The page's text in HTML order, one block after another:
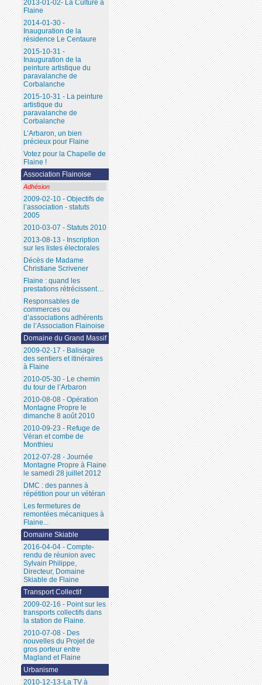
2013-01-02- La Culture à
Flaine
2014-01-30 -
Inauguration de la
résidence Le Centaure
2015-10-31 -
Inauguration de la
peinture artistique du
paravalanche de
Corbalanche
2015-10-31 - La peinture
artistique du
paravalanche de
Corbalanche
L’Arbaron, un bien
précieux pour Flaine
Votez pour la Chapelle de
Flaine !
Association Flainoise
Adhésion
2009-02-10 - Objectifs de
l’association - statuts
2005
2010-03-07 - Statuts 2010
2013-08-13 - Inscription
sur les listes électorales
Décès de Madame
Christiane Scrivener
Flaine : quand les
prestations rétrécissent…
Responsables de
commerces ou
d’associations adhérents
de l’Association Flainoise
Domaine du Grand Massif
2009-02-17 - Balisage
des sentiers et itinéraires
à Flaine
2010-05-30 - Le chemin
du tour de l’Arbaron
2010-08-08 - Opération
Montagne Propre le
dimanche 8 août 2010
2010-09-23 - Refuge de
Véran et combe de
Monthieu
2012-07-28 - Journée
Montagne Propre à Flaine
le samedi 28 juillet 2012
DMC : des pannes à
répétition pour un vétéran
Les fermetures de
remontées mécaniques à
Flaine...
Domaine Skiable
2016-04-04 - Compte-
rendu de réunion avec
Sylvain Philippe,
Directeur, Domaine
Skiable de Flaine
Transport Collectif
2009-02-16 - Point sur les
transports collectifs dans
la station de Flaine.
2010-07-08 - Des
nouvelles du Projet de
gros porteur entre
Magland et Flaine
Urbanisme
2010-12-13-La TV à